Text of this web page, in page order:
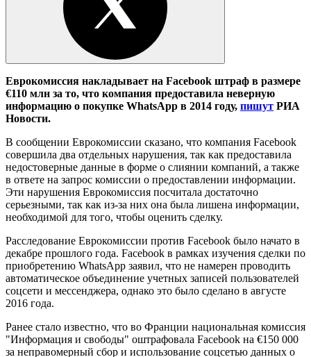
Еврокомиссия накладывает на Facebook штраф в размере
€110 млн за то, что компания предоставила неверную
информацию о покупке WhatsApp в 2014 году, пишут РИА
Новости.
В сообщении Еврокомиссии сказано, что компания Facebook
совершила два отдельных нарушения, так как предоставила
недостоверные данные в форме о слиянии компаний, а также
в ответе на запрос комиссии о предоставлении информации.
Эти нарушения Еврокомиссия посчитала достаточно
серьезными, так как из-за них она была лишена информации,
необходимой для того, чтобы оценить сделку.
Расследование Еврокомиссии против Facebook было начато в
декабре прошлого года. Facebook в рамках изучения сделки по
приобретению WhatsApp заявил, что не намерен проводить
автоматическое объединение учетных записей пользователей
соцсети и мессенджера, однако это было сделано в августе
2016 года.
Ранее стало известно, что во Франции национальная комиссия
"Информация и свободы" оштрафовала Facebook на €150 000
за неправомерный сбор и использование соцсетью данных о